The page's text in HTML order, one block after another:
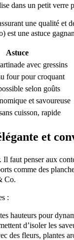
dans un petit verre
une qualité et
est une astuce
Astuce
avec gressins
four pour croquant
selon goûts
et savoureuse
cuisson, rapide
et
faut penser aux
comme des
Co.
:
hauteurs pour
d’isoler les
des fleurs, plantes